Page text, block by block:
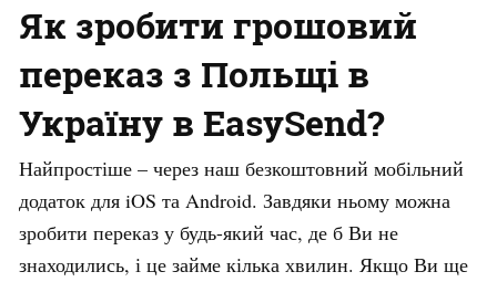
Як зробити грошовий
переказ з Польщі в
Україну в EasySend?
Найпростіше – через наш безкоштовний мобільний
додаток для iOS та Android. Завдяки ньому можна
зробити переказ у будь-який час, де б Ви не
знаходились, і це займе кілька хвилин. Якщо Ви ще